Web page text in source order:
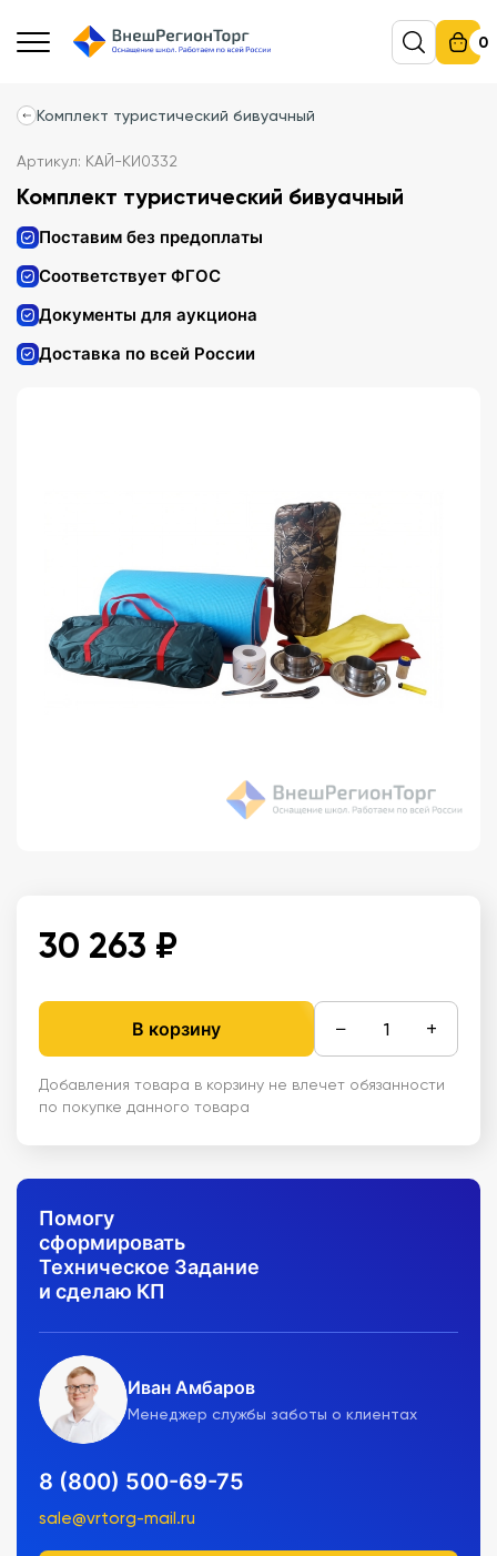
0
Комплект туристический бивуачный
Артикул: КАЙ-КИ0332
Комплект туристический бивуачный
Поставим без предоплаты
Соответствует ФГОС
Документы для аукциона
Доставка по всей России
30 263 ₽
В корзину − +
Добавления товара в корзину не влечет обязанности
по покупке данного товара
Помогу
сформировать
Техническое Задание
и сделаю КП
Иван Амбаров
Менеджер службы заботы о клиентах
8 (800) 500-69-75
sale@vrtorg-mail.ru